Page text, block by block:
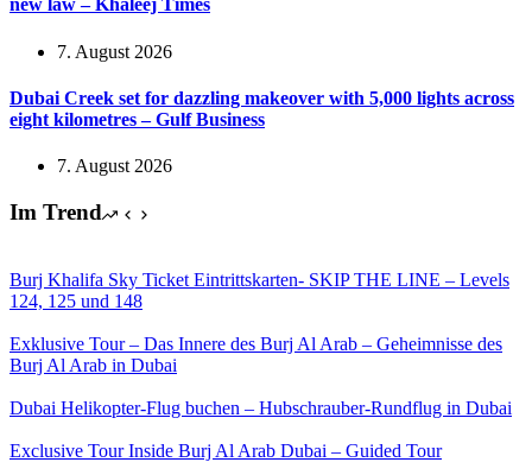
new law – Khaleej Times
7. August 2026
Dubai Creek set for dazzling makeover with 5,000 lights across
eight kilometres – Gulf Business
7. August 2026
Im Trend
Burj Khalifa Sky Ticket Eintrittskarten- SKIP THE LINE – Levels
124, 125 und 148
Exklusive Tour – Das Innere des Burj Al Arab – Geheimnisse des
Burj Al Arab in Dubai
Dubai Helikopter-Flug buchen – Hubschrauber-Rundflug in Dubai
Exclusive Tour Inside Burj Al Arab Dubai – Guided Tour